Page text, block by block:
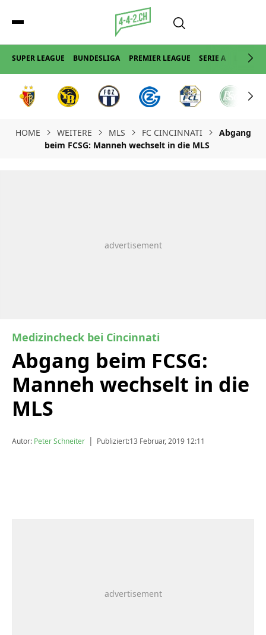
SUPER LEAGUE BUNDESLIGA PREMIER LEAGUE SERIE A LA LIGA
HOME WEITERE MLS FC CINCINNATI
Abgang
beim FCSG: Manneh wechselt in die MLS
Medizincheck bei Cincinnati
Abgang beim FCSG:
Manneh wechselt in die
MLS
Autor: Peter Schneiter | Publiziert:13 Februar, 2019 12:11